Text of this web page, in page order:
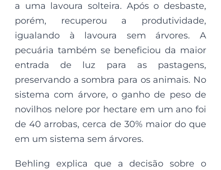
a uma lavoura solteira. Após o desbaste,
porém, recuperou a produtividade,
igualando à lavoura sem árvores. A
pecuária também se beneficiou da maior
entrada de luz para as pastagens,
preservando a sombra para os animais. No
sistema com árvore, o ganho de peso de
novilhos nelore por hectare em um ano foi
de 40 arrobas, cerca de 30% maior do que
em um sistema sem árvores.
Behling explica que a decisão sobre o